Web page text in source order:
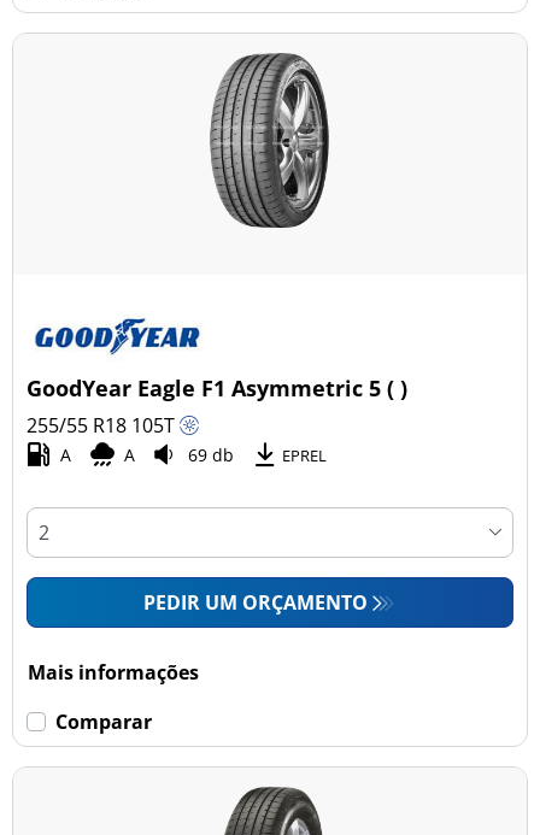
GoodYear Eagle F1 Asymmetric 5 ( )
255/55 R18 105T
A A 69 db EPREL
PEDIR UM ORÇAMENTO
Mais informações
Comparar